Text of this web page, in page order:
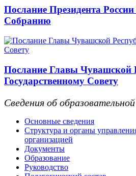
Послание Президента
Собранию
Послание Главы Чувашской
Государственному Совету
Сведения об
Основные сведения
Структура и органы
организацией
Документы
Образование
Руководство